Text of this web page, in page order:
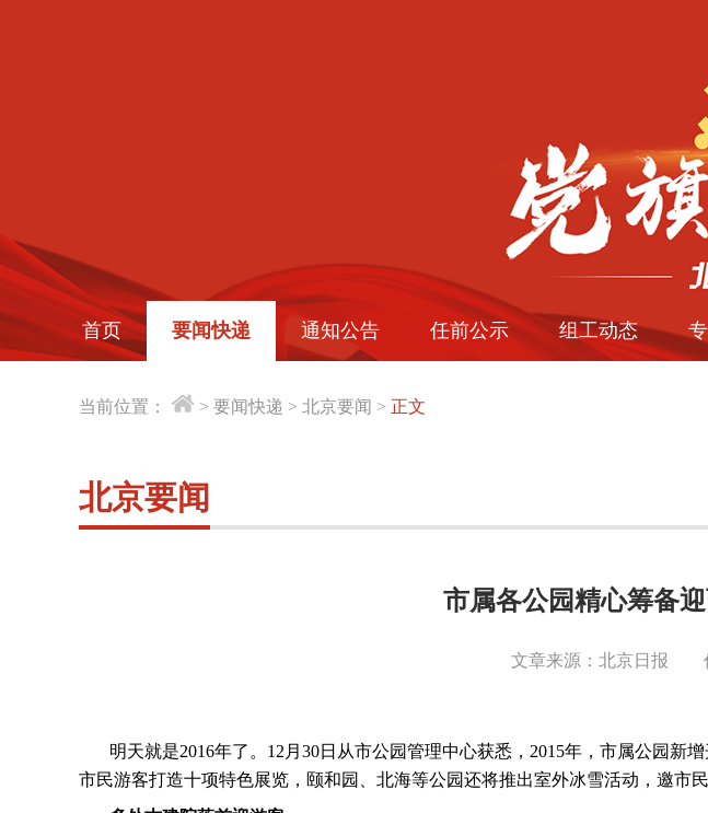
首页 要闻快递 通知公告 任前公示 组工动态
当前位置： > 要闻快递 > 北京要闻 > 正文
北京要闻
市属各公园精心筹备
文章来源：北京日报
明天就是2016年了。 12 月 30日从市公园管理中心获悉， 2015年，市属公园新增
市民游客打造十项特色展览，颐和园、北海等公园还将推出室外冰雪活动，邀市